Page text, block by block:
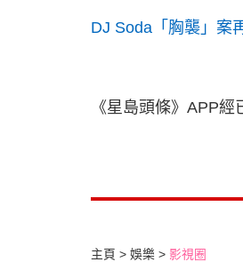
DJ Soda「胸襲」案
《星島頭條》APP
主頁 娛樂 影視圈